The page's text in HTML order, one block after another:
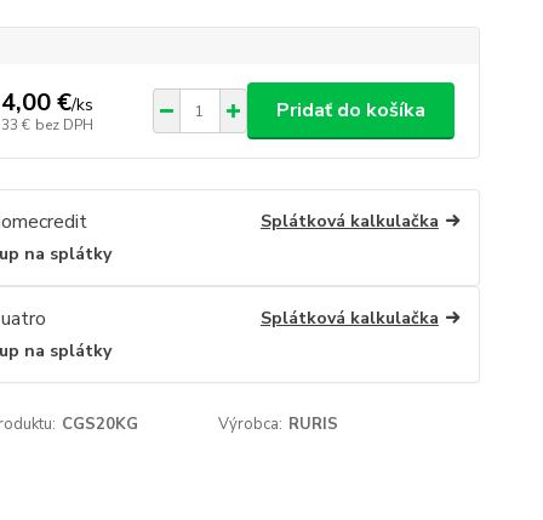
€/ks
€ bez DPH
Pridať do košíka
Splátková kalkulačka
na splátky
Splátková kalkulačka
na splátky
CGS20KG Výrobca: RURIS